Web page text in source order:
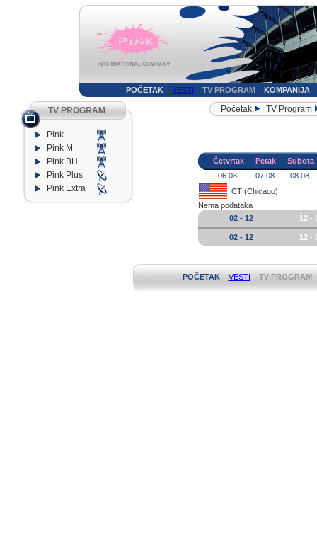
POČETAK VESTI TV PROGRAM KOMPANIJA
TV PROGRAM
Pink
Pink M
Pink BH
Pink Plus
Pink Extra
Početak TV Program
Četvrtak Petak
Subota
06.08.
07.08.
08.08.
CT (Chicago)
Nema podataka
02 - 12
12 -
02 - 12 12 -
POČETAK VESTI TV PROGRAM